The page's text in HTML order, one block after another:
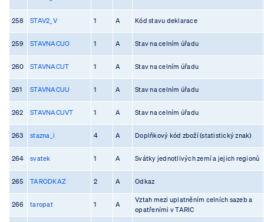
258 STAV2_V 1 A Kód stavu deklarace
259 STAVNACUO 1 A Stav na celním úřadu
260 STAVNACUT 1 A Stav na celním úřadu
261 STAVNACUU 1 A Stav na celním úřadu
262 STAVNACUVT 1 A Stav na celním úřadu
263 stazna_i 4 A Doplňkový kód zboží (statistický znak)
264 svatek 1 A Svátky jednotlivých zemí a jejich regionů
265 TARODKAZ 2 A Odkaz
266 taropat 1 A
Vztah mezi uplatněním celních sazeb a
opatřeními v TARIC